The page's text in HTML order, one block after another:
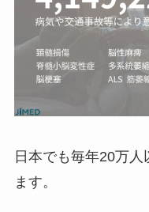
日本でも毎年20万
ます。